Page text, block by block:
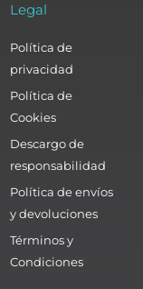
Legal
Política de
privacidad
Política de
Cookies
Descargo de
responsabilidad
Política de envíos
y devoluciones
Términos y
Condiciones